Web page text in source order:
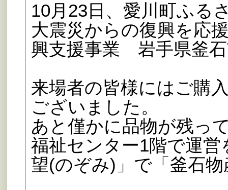
10月23日、愛川町ふる
大震災からの復興を応
興支援事業 岩手県釜
来場者の皆様にはご購
ございました。
あと僅かに品物が残っ
福祉センター1階で運
望(のぞみ)」で「釜石